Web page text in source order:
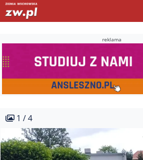
reklama
1 / 4